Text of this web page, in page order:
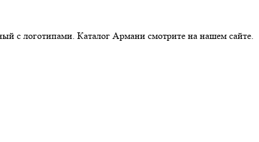
с логотипами. Каталог Армани смотрите на нашем сайте.